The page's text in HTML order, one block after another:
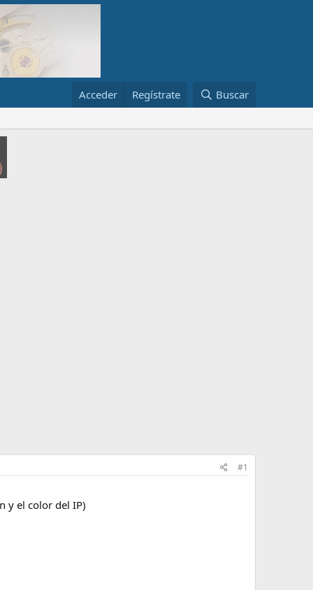
Acceder Regístrate Buscar
#1
y el color del IP)